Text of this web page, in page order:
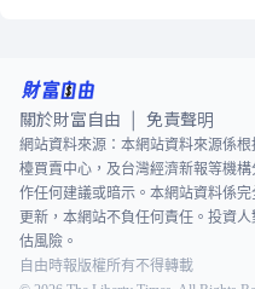
關於財富自由 免責聲明
網站資料來源：本網站資料來源係
檯買賣中心，及台灣經濟新報等機
作任何建議或暗示。本網站資料係
更新，本網站不負任何責任。投資
估風險。
自由時報版權所有不得轉載